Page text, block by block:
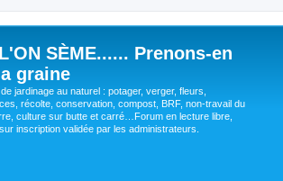
SÈME...... Prenons-en
graine
jardinage au naturel : potager, verger, fleurs,
récolte, conservation, compost, BRF, non-travail du
culture sur butte et carré…Forum en lecture libre,
inscription validée par les administrateurs.